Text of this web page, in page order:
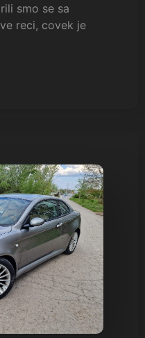
smo se sa
reci, covek je